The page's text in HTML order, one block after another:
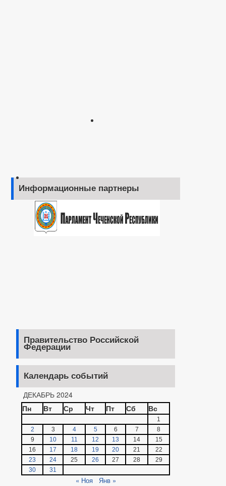
Информационные партнеры
Правительство Российской
Федерации
Календарь событий
ДЕКАБРЬ 2024
Пн
Вт Ср Чт Пт Сб Вс
1
2
3 4 5 6 7
8
9
10 11 12 13 14
15
16
17 18 19 20 21
22
23
24 25 26 27 28
29
30
31
« Ноя Янв »